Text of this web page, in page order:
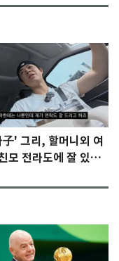
' 그리, 할머니외 여
모 전라도에 잘 있